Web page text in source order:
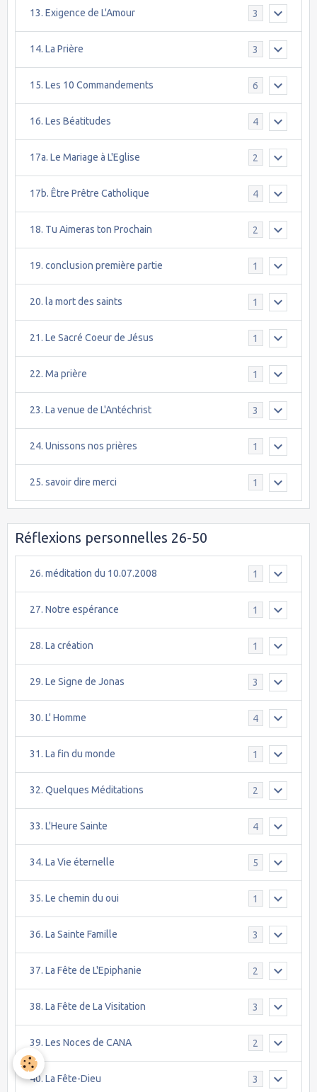
13. Exigence de L'Amour 3
14. La Prière 3
15. Les 10 Commandements 6
16. Les Béatitudes 4
17a. Le Mariage à L'Eglise 2
17b. Être Prêtre Catholique 4
18. Tu Aimeras ton Prochain 2
19. conclusion première partie 1
20. la mort des saints 1
21. Le Sacré Coeur de Jésus 1
22. Ma prière 1
23. La venue de L'Antéchrist 3
24. Unissons nos prières 1
25. savoir dire merci 1
Réflexions personnelles 26-50
26. méditation du 10.07.2008 1
27. Notre espérance 1
28. La création 1
29. Le Signe de Jonas 3
30. L' Homme 4
31. La fin du monde 1
32. Quelques Méditations 2
33. L'Heure Sainte 4
34. La Vie éternelle 5
35. Le chemin du oui 1
36. La Sainte Famille 3
37. La Fête de L'Epiphanie 2
38. La Fête de La Visitation 3
39. Les Noces de CANA 2
40. La Fête-Dieu 3